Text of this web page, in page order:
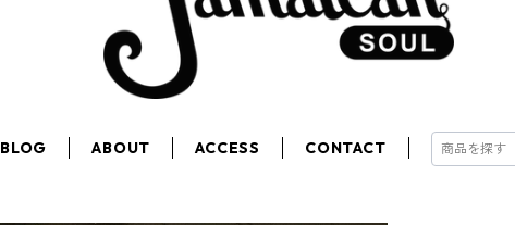
BLOG ABOUT ACCESS CONTACT